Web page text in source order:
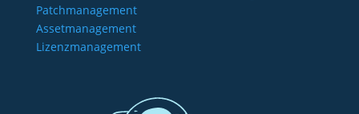
Patchmanagement
Assetmanagement
Lizenzmanagement